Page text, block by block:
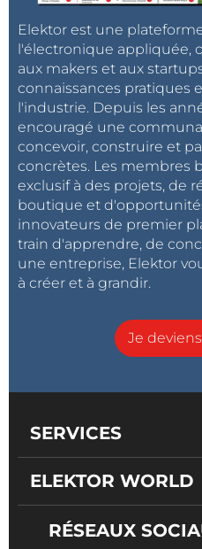
Elektor est une
l'électronique appliquée,
aux makers et aux
connaissances pratiques
l'industrie. Depuis les
encouragé une
concevoir, construire et
concrètes. Les membres
exclusif à des projets, de
boutique et
innovateurs de premier
train d'apprendre, de
une entreprise, Elektor
à créer et à grandir.
Je
SERVICES
ELEKTOR WORLD
RÉSEAUX